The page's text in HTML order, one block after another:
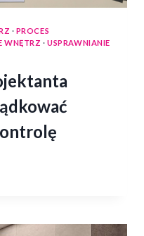
· PROCES
WNĘTRZ ·USPRAWNIANIE